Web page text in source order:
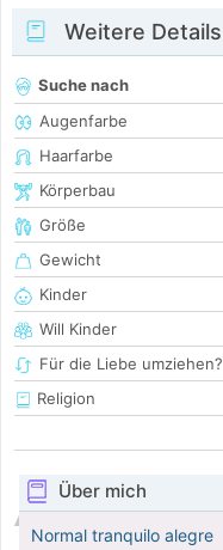
Weitere Details
Suche nach
Augenfarbe
Haarfarbe
Körperbau
Größe
Gewicht
Kinder
Will Kinder
Für die Liebe umziehen?
Religion
Über mich
Normal tranquilo alegre